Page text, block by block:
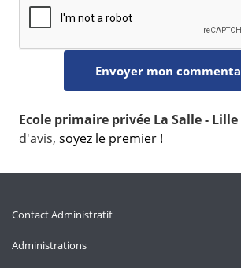
Ecole primaire privée La Salle - Lille
d'avis, soyez le premier !
Contact Administratif
Administrations